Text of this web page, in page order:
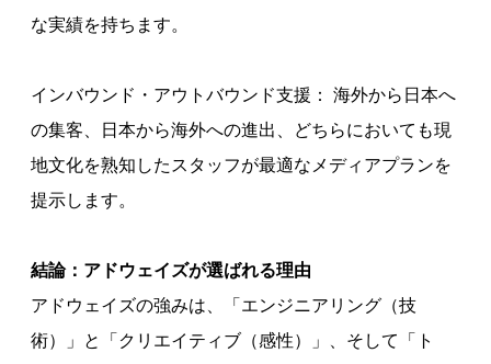
な実績を持ちます。
インバウンド・アウトバウンド支援： 海外から日本へ
の集客、日本から海外への進出、どちらにおいても現
地文化を熟知したスタッフが最適なメディアプランを
提示します。
結論：アドウェイズが選ばれる理由
アドウェイズの強みは、「エンジニアリング（技
術）」と「クリエイティブ（感性）」、そして「ト